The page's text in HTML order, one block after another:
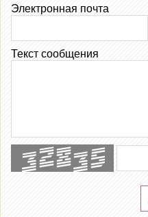
Электронная почта
Текст сообщения